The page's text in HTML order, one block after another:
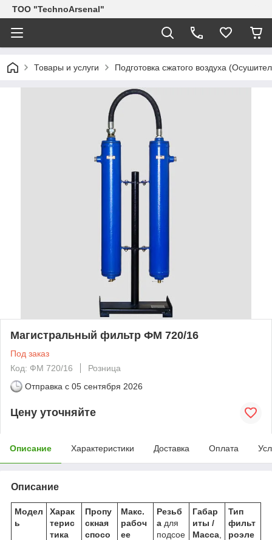
ТОО "TechnoArsenal"
Товары и услуги Подготовка сжатого воздуха
Магистральный фильтр ФМ 720/16
Под заказ
Код: ФМ 720/16
Розница
Отправка с 05 сентября 2026
Цену уточняйте
Описание Характеристики Доставка Оплата
Описание
Модел
ь
Харак
терис
тика
Пропу
скная
спосо
Макс.
рабоч
ее
Резьб
а для
подсое
Габар
иты /
Масса
Тип
фильт
роэле